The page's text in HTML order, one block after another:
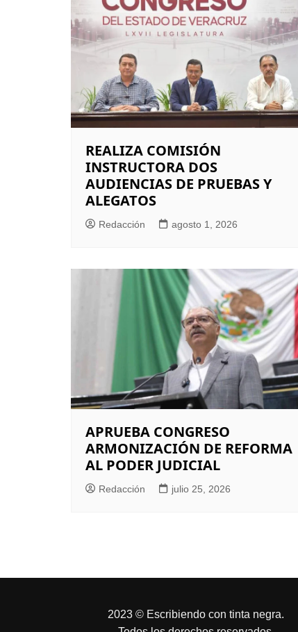
REALIZA COMISIÓN
INSTRUCTORA DOS
AUDIENCIAS DE PRUEBAS Y
ALEGATOS
Redacción agosto 1, 2026
APRUEBA CONGRESO
ARMONIZACIÓN DE REFORMA
AL PODER JUDICIAL
Redacción julio 25, 2026
2023 © Escribiendo con tinta negra.